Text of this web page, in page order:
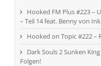
Hooked FM Plus #223 –
– Teil 14 feat. Benny von
Hooked on Topic #222 –
Dark Souls 2 Sunken
Folgen!